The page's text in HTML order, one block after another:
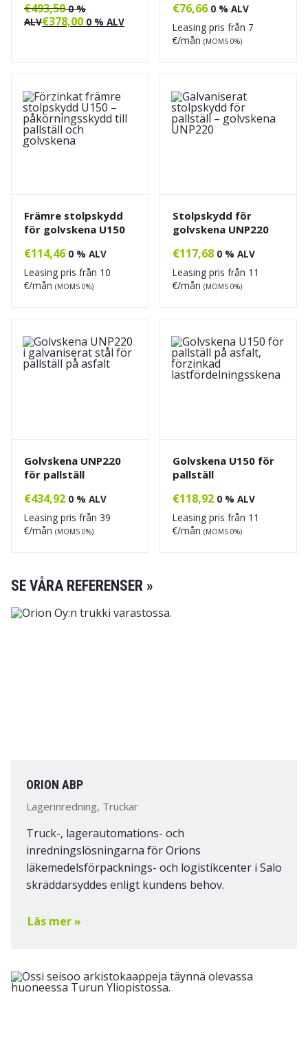
€493,50 0 %
ALV€378,00 0 % ALV
€76,66 0 % ALV
Leasing pris från 7
€/mån (MOMS 0%)
Främre stolpskydd
för golvskena U150
€114,46 0 % ALV
Leasing pris från 10
€/mån (MOMS 0%)
Stolpskydd för
golvskena UNP220
€117,68 0 % ALV
Leasing pris från 11
€/mån (MOMS 0%)
Golvskena UNP220
för pallställ
€434,92 0 % ALV
Leasing pris från 39
€/mån (MOMS 0%)
Golvskena U150 för
pallställ
€118,92 0 % ALV
Leasing pris från 11
€/mån (MOMS 0%)
SE VÅRA REFERENSER »
ORION ABP
Lagerinredning, Truckar
Truck-, lagerautomations- och
inredningslösningarna för Orions
läkemedelsförpacknings- och logistikcenter i Salo
skräddarsyddes enligt kundens behov.
Läs mer »